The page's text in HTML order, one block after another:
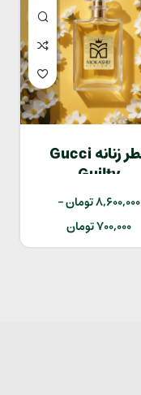
عطر زنانه Gucci
Guilty
8,600,000تومان–
700,000تومان